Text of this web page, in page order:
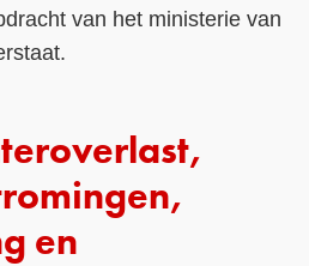
van het ministerie van
en
Over ons